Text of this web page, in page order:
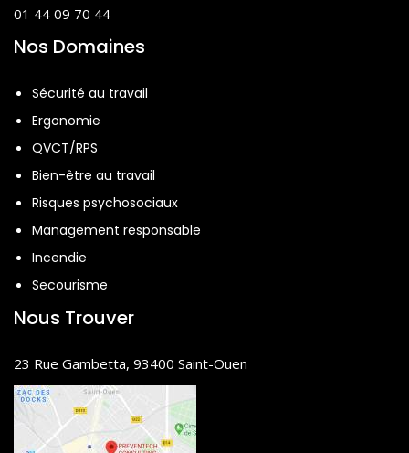
01 44 09 70 44
Nos Domaines
Sécurité au travail
Ergonomie
QVCT/RPS
Bien-être au travail
Risques psychosociaux
Management responsable
Incendie
Secourisme
Nous Trouver
23 Rue Gambetta, 93400 Saint-Ouen